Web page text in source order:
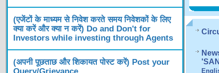
(एजेंटों के माध्यम से निवेश करते समय निवेशकों के लिए
क्या करें और क्या न करें) Do and Don't for
Investors while investing through Agents
(अपनी पूछताछ और शिकायत पोस्ट करें) Post your
Query/Grievance